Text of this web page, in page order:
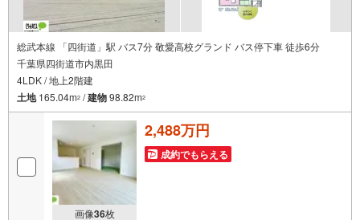
総武本線 「四街道」駅 バス7分 敬愛高校グランド バス停下車 徒歩6分
千葉県四街道市内黒田
4LDK / 地上2階建
土地165.04m2 /建物98.82m2
画像36枚
2,488万円
成約でもらえる